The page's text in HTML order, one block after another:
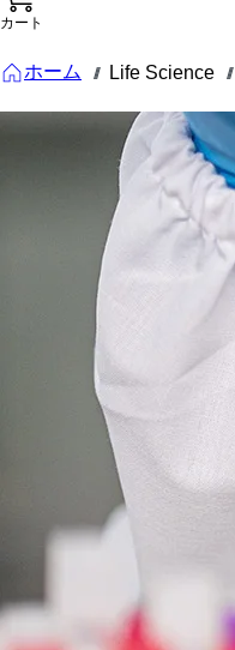
カート
ホーム /// Life Science ///